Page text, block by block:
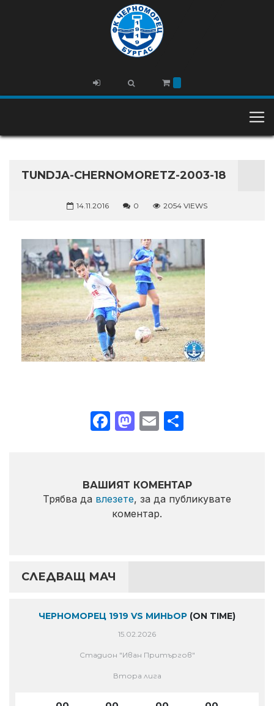
TUNDJA-CHERNOMORETZ-2003-18
14.11.2016 0 2054 VIEWS
Facebook
Mastodon
Email
ВАШИЯТ КОМЕНТАР
Трябва да влезете, за да публикувате
коментар.
СЛЕДВАЩ МАЧ
ЧЕРНОМОРЕЦ 1919 VS МИНЬОР (ON TIME)
15.02.2026
Стадион "Иван Притъргов"
Втора лига